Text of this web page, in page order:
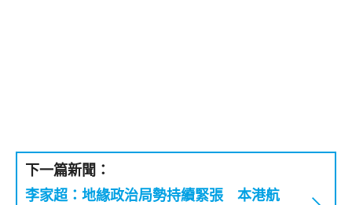
下一篇新聞：
李家超：地緣政治局勢持續緊張 本港航